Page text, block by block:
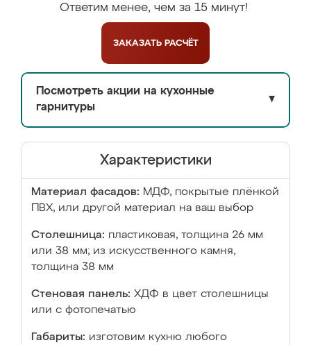
Ответим менее, чем за 15 минут!
ЗАКАЗАТЬ РАСЧЁТ
Посмотреть акции на кухонные
гарнитуры
▼
Характеристики
Материал фасадов: МДФ, покрытые плёнкой
ПВХ, или другой материал на ваш выбор
Столешница: пластиковая, толщина 26 мм
или 38 мм; из искусственного камня,
толщина 38 мм
Стеновая панель: ХДФ в цвет столешницы
или с фотопечатью
Габариты: изготовим кухню любого